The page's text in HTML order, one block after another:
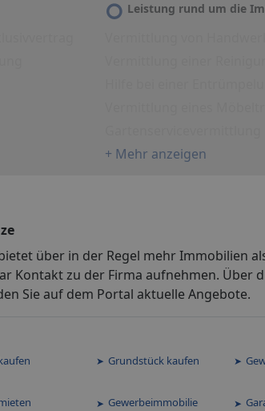
Leistung rund um die
+ Mehr anzeigen
über in der Regel mehr Immobilien
Kontakt zu der Firma aufnehmen. Über
Sie auf dem Portal aktuelle Angebote.
Grundstück kaufen
Gewerbeimmobilie